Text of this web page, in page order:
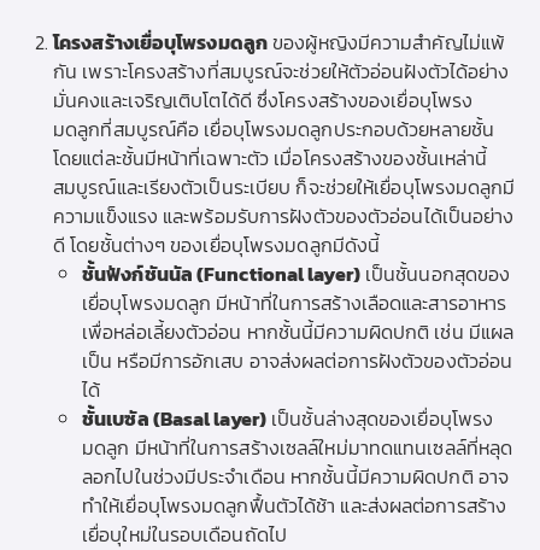
โครงสร้างเยื่อบุโพรงมดลูกของผู้หญิงมีความสำคัญไม่แพ้
กัน เพราะโครงสร้างที่สมบูรณ์จะช่วยให้ตัวอ่อนฝังตัวได้อย่าง
มั่นคงและเจริญเติบโตได้ดี ซึ่งโครงสร้างของเยื่อบุโพรง
มดลูกที่สมบูรณ์คือ เยื่อบุโพรงมดลูกประกอบด้วยหลายชั้น
โดยแต่ละชั้นมีหน้าที่เฉพาะตัว เมื่อโครงสร้างของชั้นเหล่านี้
สมบูรณ์และเรียงตัวเป็นระเบียบ ก็จะช่วยให้เยื่อบุโพรงมดลูกมี
ความแข็งแรง และพร้อมรับการฝังตัวของตัวอ่อนได้เป็นอย่าง
ดี โดยชั้นต่างๆ ของเยื่อบุโพรงมดลูกมีดังนี้
ชั้นฟังก์ชันนัล (Functional layer)เป็นชั้นนอกสุดของ
เยื่อบุโพรงมดลูก มีหน้าที่ในการสร้างเลือดและสารอาหาร
เพื่อหล่อเลี้ยงตัวอ่อน หากชั้นนี้มีความผิดปกติ เช่น มีแผล
เป็น หรือมีการอักเสบ อาจส่งผลต่อการฝังตัวของตัวอ่อน
ได้
ชั้นเบซัล (Basal layer) เป็นชั้นล่างสุดของเยื่อบุโพรง
มดลูก มีหน้าที่ในการสร้างเซลล์ใหม่มาทดแทนเซลล์ที่หลุด
ลอกไปในช่วงมีประจำเดือน หากชั้นนี้มีความผิดปกติ อาจ
ทำให้เยื่อบุโพรงมดลูกฟื้นตัวได้ช้า และส่งผลต่อการสร้าง
เยื่อบุใหม่ในรอบเดือนถัดไป